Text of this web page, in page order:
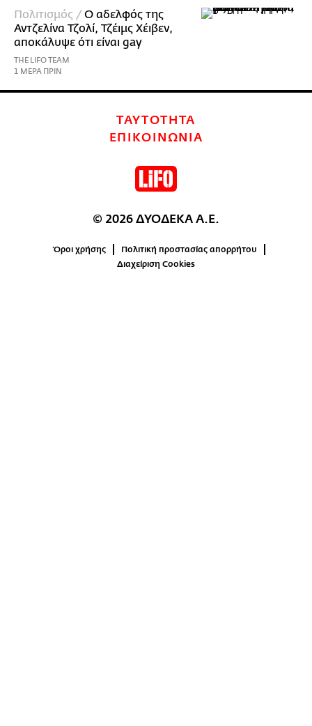
Πολιτισμός /Ο αδελφός της
Αντζελίνα Τζολί, Τζέιμς Χέιβεν,
αποκάλυψε ότι είναι gay
THE LIFO TEAM
1 ΜΕΡΑ ΠΡΙΝ
ΤΑΥΤΟΤΗΤΑ
ΕΠΙΚΟΙΝΩΝΙΑ
© 2026 ΔΥΟΔΕΚΑ Α.Ε.
Όροι χρήσης
Πολιτική προστασίας απορρήτου
Διαχείριση Cookies